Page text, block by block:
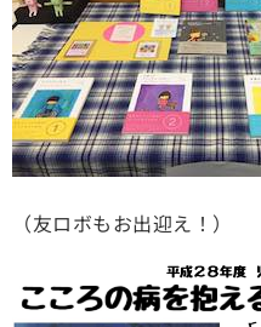
（友ロボもお出迎え！）